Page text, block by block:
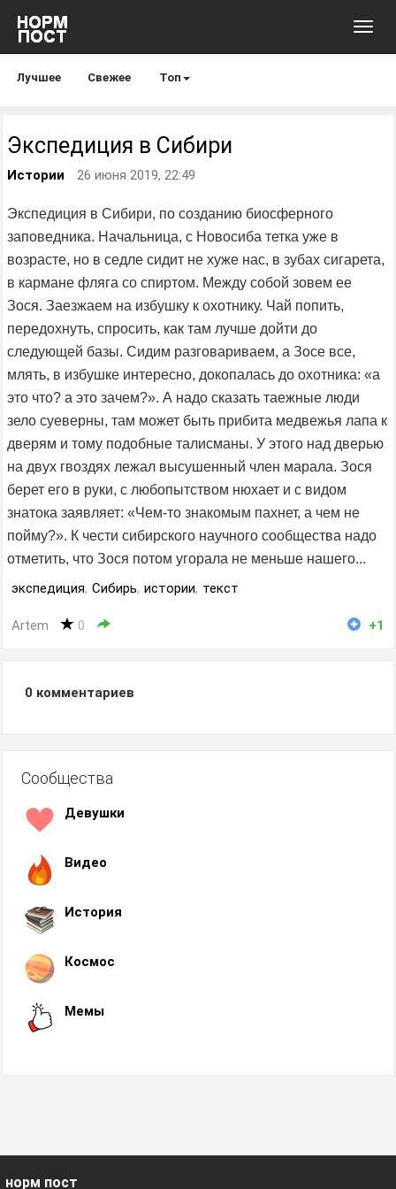
Лучшее Свежее Топ
Экспедиция в Сибири
Истории 26 июня 2019, 22:49
Экспедиция в Сибири, по созданию биосферного
заповедника. Начальница, с Новосиба тетка уже в
возрасте, но в седле сидит не хуже нас, в зубах сигарета,
в кармане фляга со спиртом. Между собой зовем ее
Зося. Заезжаем на избушку к охотнику. Чай попить,
передохнуть, спросить, как там лучше дойти до
следующей базы. Сидим разговариваем, а Зосе все,
млять, в избушке интересно, докопалась до охотника: «а
это что? а это зачем?». А надо сказать таежные люди
зело суеверны, там может быть прибита медвежья лапа к
дверям и тому подобные талисманы. У этого над дверью
на двух гвоздях лежал высушенный член марала. Зося
берет его в руки, с любопытством нюхает и с видом
знатока заявляет: «Чем-то знакомым пахнет, а чем не
пойму?». К чести сибирского научного сообщества надо
отметить, что Зося потом угорала не меньше нашего...
экспедиция, Сибирь, истории, текст
Artem 0 +1
0 комментариев
Сообщества
Девушки
Видео
История
Космос
Мемы
норм пост